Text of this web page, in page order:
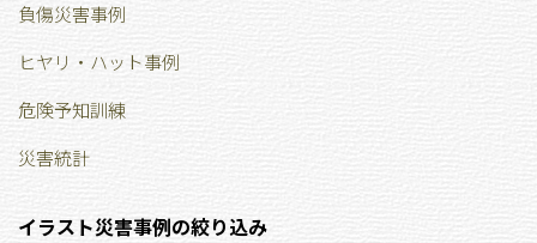
負傷災害事例
ヒヤリ・ハット事例
危険予知訓練
災害統計
イラスト災害事例の絞り込み